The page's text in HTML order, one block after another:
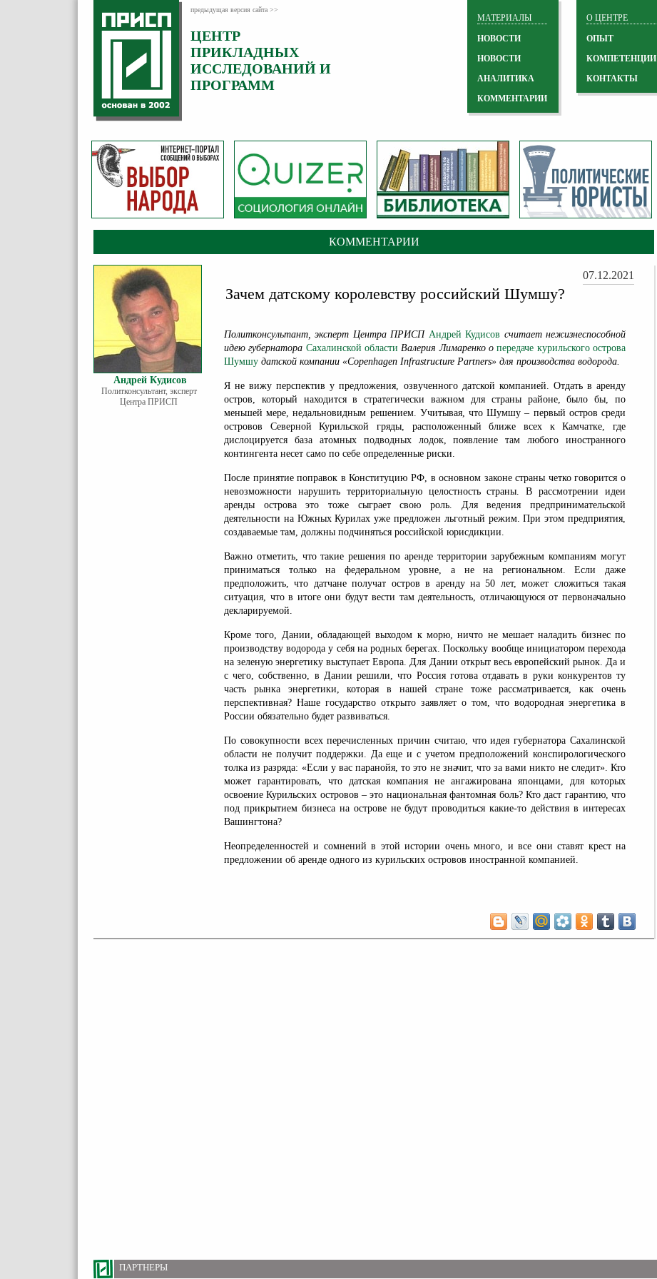
предыдущая версия сайта >>
ЦЕНТР
ПРИКЛАДНЫХ
ИССЛЕДОВАНИЙ И
ПРОГРАММ
О ЦЕНТРЕ
ОПЫТ
КОМПЕТЕНЦИИ
КОНТАКТЫ
МАТЕРИАЛЫ
НОВОСТИ
НОВОСТИ
АНАЛИТИКА
КОММЕНТАРИИ
КОММЕНТАРИИ
Андрей Кудисов
Политконсультант, эксперт
Центра ПРИСП
07.12.2021
Зачем датскому королевству российский Шумшу?
Политконсультант, эксперт Центра ПРИСП Андрей Кудисов считает нежизнеспособной
идею губернатора Сахалинской области Валерия Лимаренко опередаче курильского острова
Шумшу датской компании «Copenhagen Infrastructure Partners» для производства водорода.
Я не вижу перспектив у предложения, озвученного датской компанией. Отдать в аренду
остров, который находится в стратегически важном для страны районе, было бы, по
меньшей мере, недальновидным решением. Учитывая, что Шумшу – первый остров среди
островов Северной Курильской гряды, расположенный ближе всех к Камчатке, где
дислоцируется база атомных подводных лодок, появление там любого иностранного
контингента несет само по себе определенные риски.
После принятие поправок в Конституцию РФ, в основном законе страны четко говорится о
невозможности нарушить территориальную целостность страны. В рассмотрении идеи
аренды острова это тоже сыграет свою роль. Для ведения предпринимательской
деятельности на Южных Курилах уже предложен льготный режим. При этом предприятия,
создаваемые там, должны подчиняться российской юрисдикции.
Важно отметить, что такие решения по аренде территории зарубежным компаниям могут
приниматься только на федеральном уровне, а не на региональном. Если даже
предположить, что датчане получат остров в аренду на 50 лет, может сложиться такая
ситуация, что в итоге они будут вести там деятельность, отличающуюся от первоначально
декларируемой.
Кроме того, Дании, обладающей выходом к морю, ничто не мешает наладить бизнес по
производству водорода у себя на родных берегах. Поскольку вообще инициатором перехода
на зеленую энергетику выступает Европа. Для Дании открыт весь европейский рынок. Да и
с чего, собственно, в Дании решили, что Россия готова отдавать в руки конкурентов ту
часть рынка энергетики, которая в нашей стране тоже рассматривается, как очень
перспективная? Наше государство открыто заявляет о том, что водородная энергетика в
России обязательно будет развиваться.
По совокупности всех перечисленных причин считаю, что идея губернатора Сахалинской
области не получит поддержки. Да еще и с учетом предположений конспирологического
толка из разряда: «Если у вас паранойя, то это не значит, что за вами никто не следит». Кто
может гарантировать, что датская компания не ангажирована японцами, для которых
освоение Курильских островов – это национальная фантомная боль? Кто даст гарантию, что
под прикрытием бизнеса на острове не будут проводиться какие-то действия в интересах
Вашингтона?
Неопределенностей и сомнений в этой истории очень много, и все они ставят крест на
предложении об аренде одного из курильских островов иностранной компанией.
ПАРТНЕРЫ